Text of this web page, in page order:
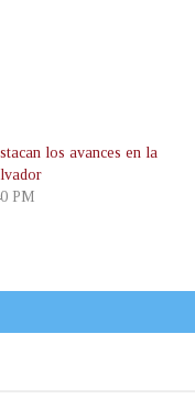
los avances en la
PM